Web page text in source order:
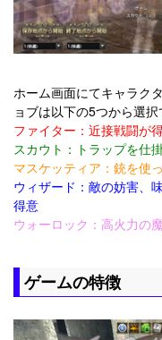
ホーム画面にてキャラク
ョブは以下の5つから選択
ファイター：近接戦闘が
スカウト：トラップを仕
マスケッティア：銃を使
ウィザード：敵の妨害、
得意
ウォーロック：高火力の
ゲームの特徴